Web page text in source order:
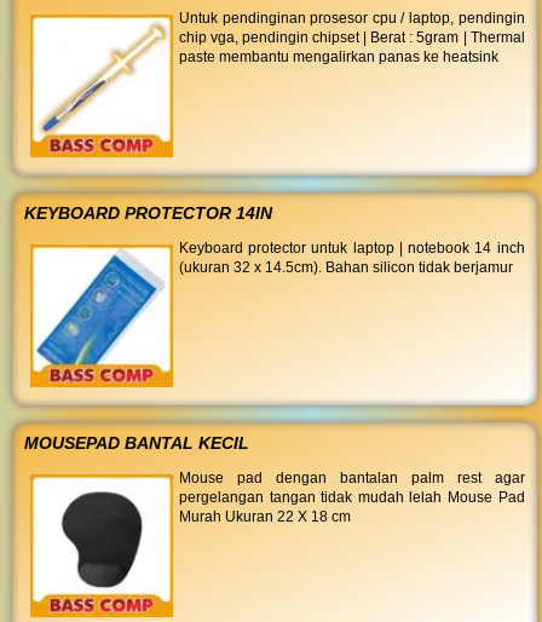
Untuk pendinginan prosesor cpu / laptop, pendingin
chip vga, pendingin chipset | Berat : 5gram | Thermal
paste membantu mengalirkan panas ke heatsink
KEYBOARD PROTECTOR 14IN
Keyboard protector untuk laptop | notebook 14 inch
(ukuran 32 x 14.5cm). Bahan silicon tidak berjamur
MOUSEPAD BANTAL KECIL
Mouse pad dengan bantalan palm rest agar
pergelangan tangan tidak mudah lelah Mouse Pad
Murah Ukuran 22 X 18 cm